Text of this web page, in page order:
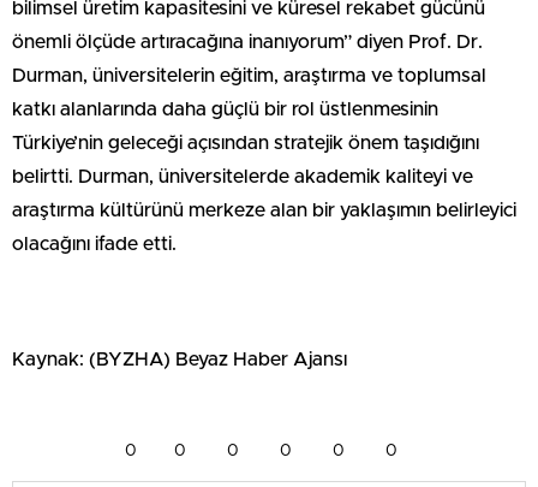
bilimsel üretim kapasitesini ve küresel rekabet gücünü
önemli ölçüde artıracağına inanıyorum” diyen Prof. Dr.
Durman, üniversitelerin eğitim, araştırma ve toplumsal
katkı alanlarında daha güçlü bir rol üstlenmesinin
Türkiye’nin geleceği açısından stratejik önem taşıdığını
belirtti. Durman, üniversitelerde akademik kaliteyi ve
araştırma kültürünü merkeze alan bir yaklaşımın belirleyici
olacağını ifade etti.
Kaynak: (BYZHA) Beyaz Haber Ajansı
0 0 0 0 0 0